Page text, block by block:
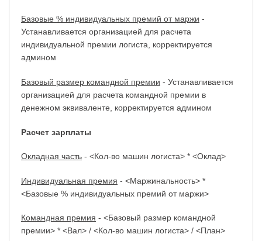
Базовые % индивидуальных премий от маржи -
Устанавливается организацией для расчета
индивидуальной премии логиста, корректируется
админом
Базовый размер командной премии - Устанавливается
организацией для расчета командной премии в
денежном эквиваленте, корректируется админом
Расчет зарплаты
Окладная часть - <Кол-во машин логиста> * <Оклад>
Индивидуальная премия - <Маржинальность> *
<Базовые % индивидуальных премий от маржи>
Командная премия - <Базовый размер командной
премии> * <Вал> / <Кол-во машин логиста> / <План>